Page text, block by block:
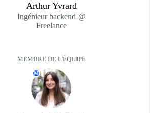
Arthur Yvrard
Ingénieur backend @
Freelance
MEMBRE DE L'ÉQUIPE
M